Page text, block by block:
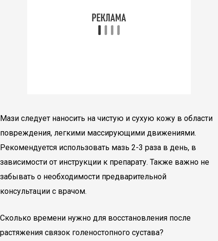
Мази следует наносить на чистую и сухую кожу в области
повреждения, легкими массирующими движениями.
Рекомендуется использовать мазь 2-3 раза в день, в
зависимости от инструкции к препарату. Также важно не
забывать о необходимости предварительной
консультации с врачом.
Сколько времени нужно для восстановления после
растяжения связок голеностопного сустава?